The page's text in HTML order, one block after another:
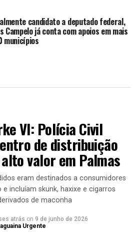
candidato a deputado federal,
Campelo já conta com apoios em mais
municípios
VI: Polícia Civil
de distribuição
valor em Palmas
eram destinados a consumidores
incluíam skunk, haxixe e cigarros
de maconha
atrás on 9 de junho de 2026
Urgente